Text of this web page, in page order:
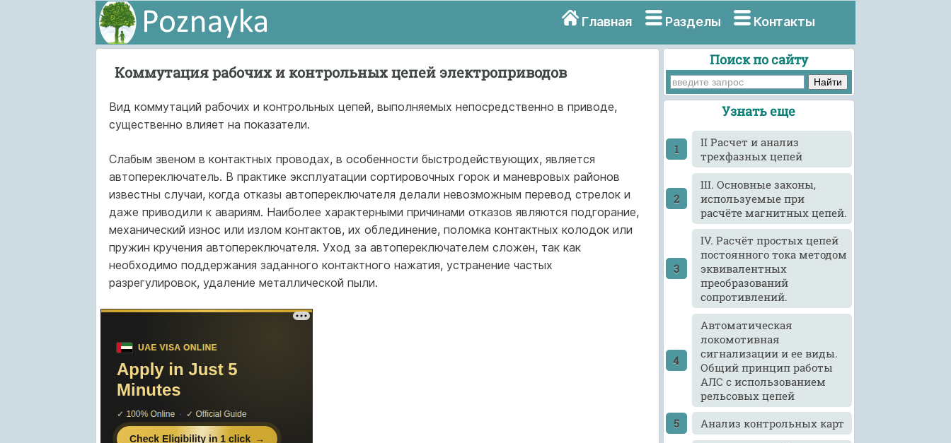
Главная Разделы Контакты
Коммутация рабочих и контрольных цепей электроприводов
Вид коммутаций рабочих и контрольных цепей, выполняемых непосредственно в приводе,
существенно влияет на показатели.
Слабым звеном в контактных проводах, в особенности быстродействующих, является
автопереключатель. В практике эксплуатации сортировочных горок и маневровых районов
известны случаи, когда отказы автопереключателя делали невозможным перевод стрелок и
даже приводили к авариям. Наиболее характерными причинами отказов являются подгорание,
механический износ или излом контактов, их облединение, поломка контактных колодок или
пружин кручения автопереключателя. Уход за автопереключателем сложен, так как
необходимо поддержания заданного контактного нажатия, устранение частых
разрегулировок, удаление металлической пыли.
Поиск по сайту
Узнать еще
II Расчет и анализ
трехфазных цепей
III. Основные законы,
используемые при
расчёте магнитных цепей.
IV. Расчёт простых цепей
постоянного тока методом
эквивалентных
преобразований
сопротивлений.
Автоматическая
локомотивная
сигнализации и ее виды.
Общий принцип работы
АЛС с использованием
рельсовых цепей
Анализ контрольных карт